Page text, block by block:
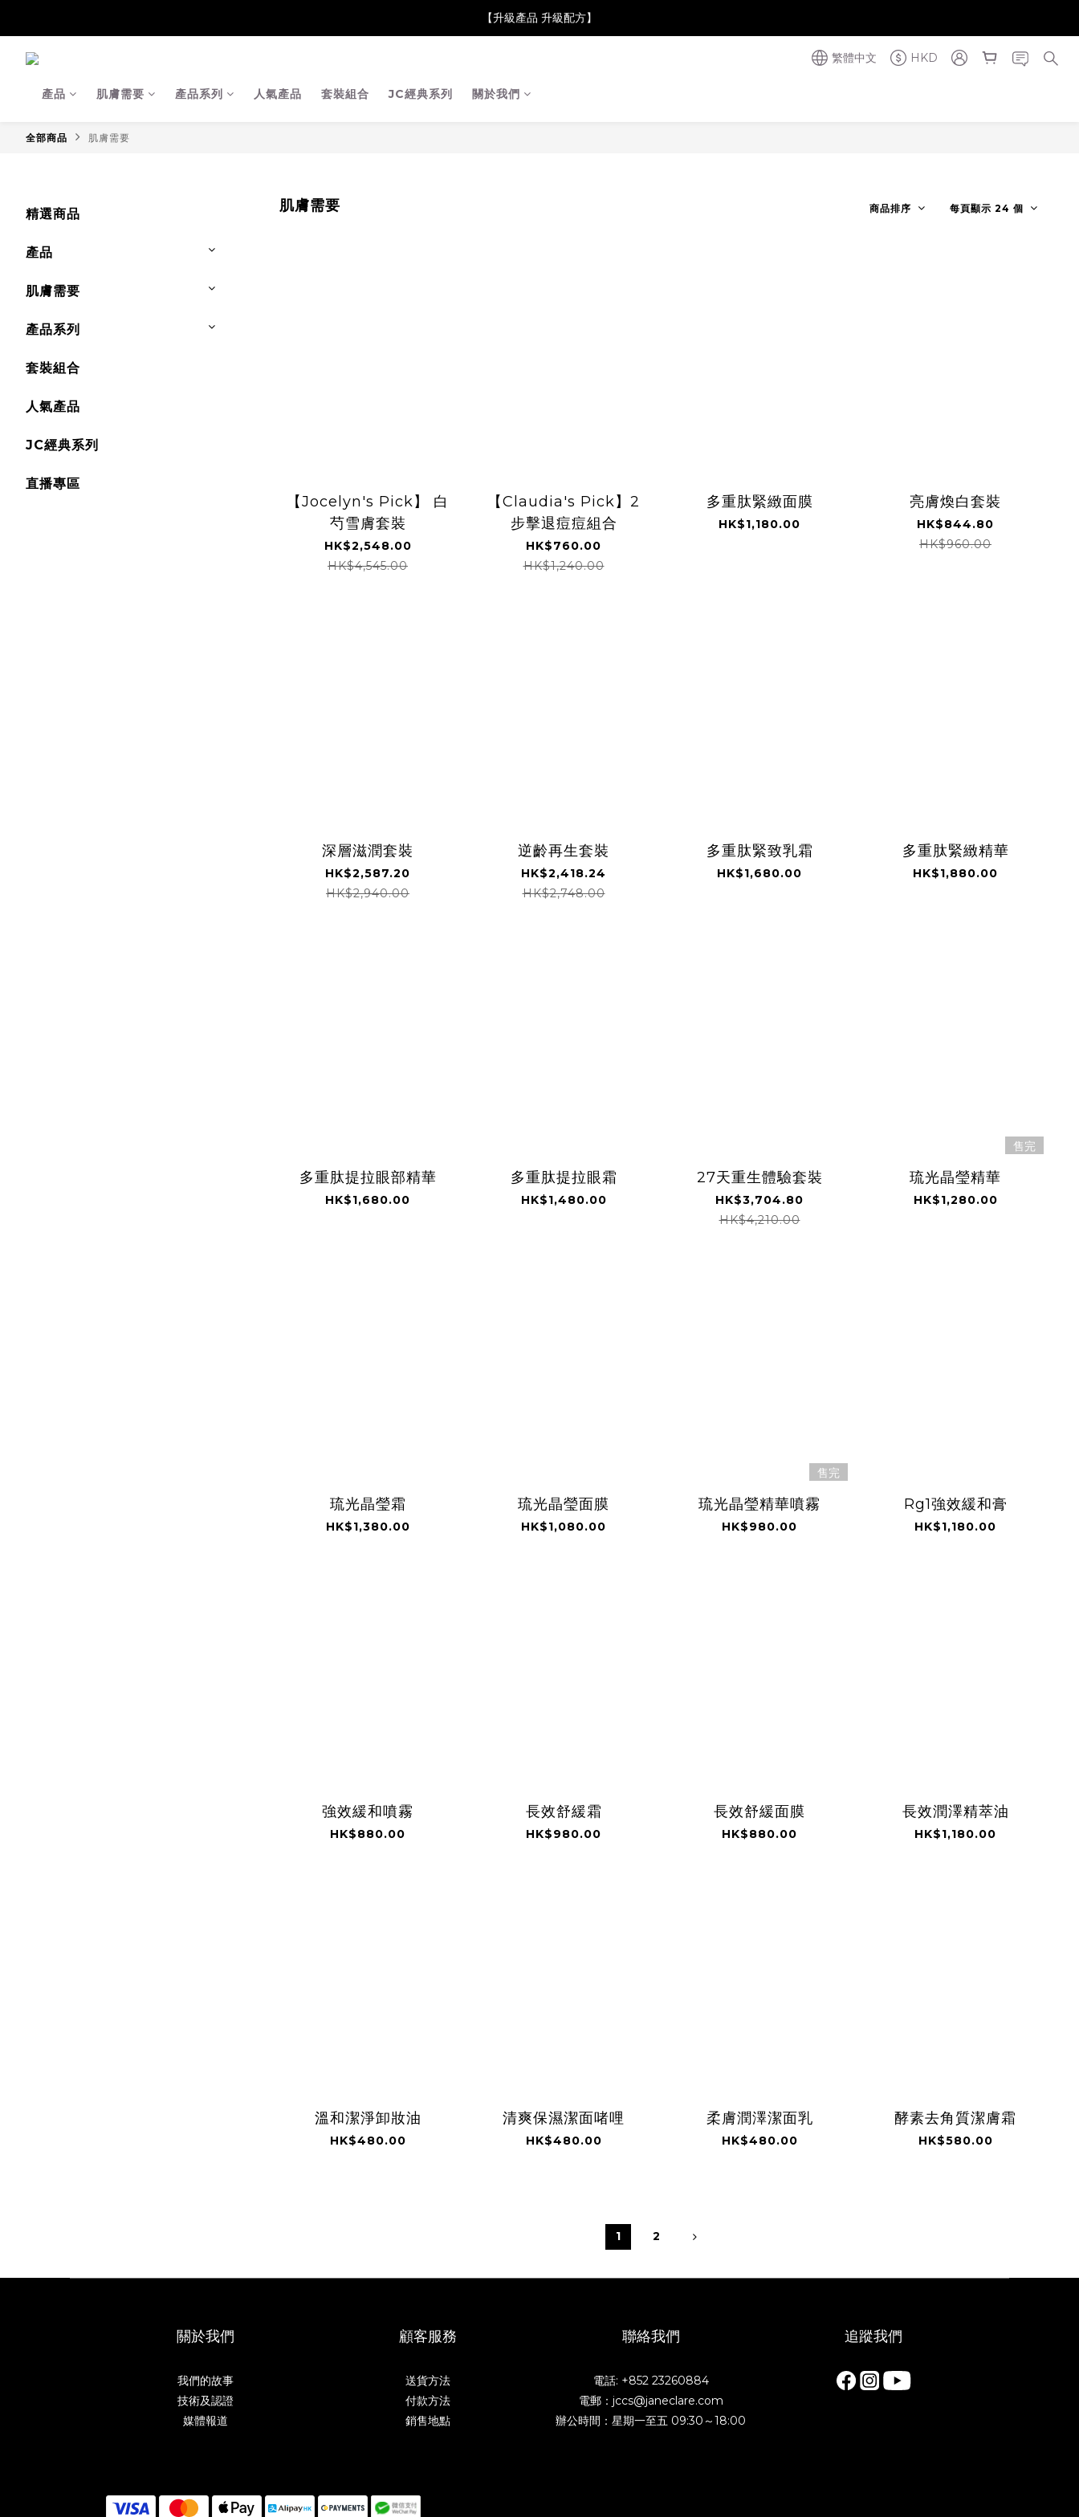
【JaneClare 康膚薈在iida Award Milan 2024 Professional Award 勇奪金獎】
【升級產品 升級配方】
繁體中文 HKD
產品 肌膚需要 產品系列 人氣產品 套裝組合 JC經典系列 關於我們
全部商品 肌膚需要
精選商品
產品
肌膚需要
產品系列
套裝組合
人氣產品
JC經典系列
直播專區
肌膚需要 商品排序 每頁顯示 24 個
【Jocelyn's Pick】 白
芍雪膚套裝
HK$2,548.00
HK$4,545.00
【Claudia's Pick】2
步擊退痘痘組合
HK$760.00
HK$1,240.00
多重肽緊緻面膜
HK$1,180.00
亮膚煥白套裝
HK$844.80
HK$960.00
深層滋潤套裝
HK$2,587.20
HK$2,940.00
逆齡再生套裝
HK$2,418.24
HK$2,748.00
多重肽緊致乳霜
HK$1,680.00
多重肽緊緻精華
HK$1,880.00
多重肽提拉眼部精華
HK$1,680.00
多重肽提拉眼霜
HK$1,480.00
27天重生體驗套裝
HK$3,704.80
HK$4,210.00
售完
琉光晶瑩精華
HK$1,280.00
琉光晶瑩霜
HK$1,380.00
琉光晶瑩面膜
HK$1,080.00
售完
琉光晶瑩精華噴霧
HK$980.00
Rg1強效緩和膏
HK$1,180.00
強效緩和噴霧
HK$880.00
長效舒緩霜
HK$980.00
長效舒緩面膜
HK$880.00
長效潤澤精萃油
HK$1,180.00
溫和潔淨卸妝油
HK$480.00
清爽保濕潔面啫哩
HK$480.00
柔膚潤澤潔面乳
HK$480.00
酵素去角質潔膚霜
HK$580.00
1 2
關於我們
我們的故事
技術及認證
媒體報道
顧客服務
送貨方法
付款方法
銷售地點
聯絡我們
電話: +852 23260884
電郵：jccs@janeclare.com
辦公時間：星期一至五 09:30～18:00
追蹤我們